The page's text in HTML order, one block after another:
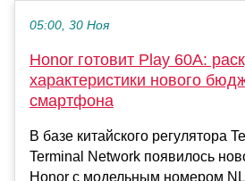
05:00, 30 Ноя
Honor готовит Play 60A:
характеристики нового
смартфона
В базе китайского регулятора
Terminal Network появилось
Honor с модельным номером